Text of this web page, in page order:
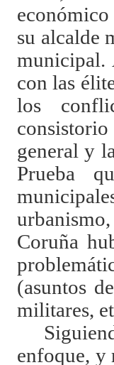
su alcalde
municipal.
con las
los
general y
Prueba
Coruña
(asuntos
militares,
enfoque, y